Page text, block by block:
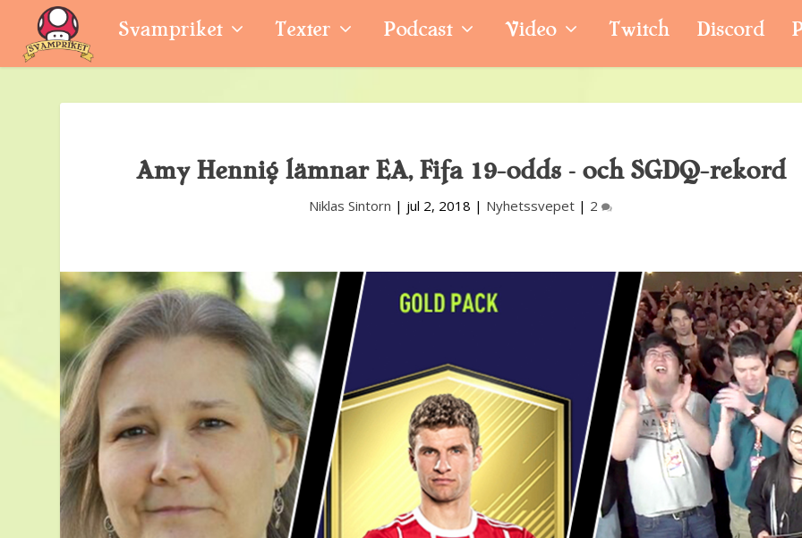
Svampriket Texter Podcast Video Twitch Discord
Amy Hennig lämnar EA, Fifa 19-odds – och SGDQ-rekord
Niklas Sintorn | jul 2, 2018 | Nyhetssvepet | 2